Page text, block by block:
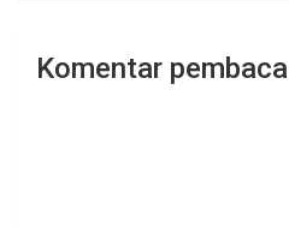
Komentar pembaca